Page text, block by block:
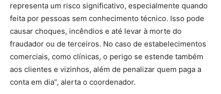
representa um risco significativo, especialmente quando
feita por pessoas sem conhecimento técnico. Isso pode
causar choques, incêndios e até levar à morte do
fraudador ou de terceiros. No caso de estabelecimentos
comerciais, como clínicas, o perigo se estende também
aos clientes e vizinhos, além de penalizar quem paga a
conta em dia”, alerta o coordenador.